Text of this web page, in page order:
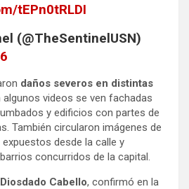
tEPn0tRLDI
(@TheSentinelUSN)
daños severos en distintas
algunos videos se ven fachadas
y edificios con partes de
También circularon imágenes de
desde la calle y
concurridos de la capital.
Diosdado Cabello, confirmó en la